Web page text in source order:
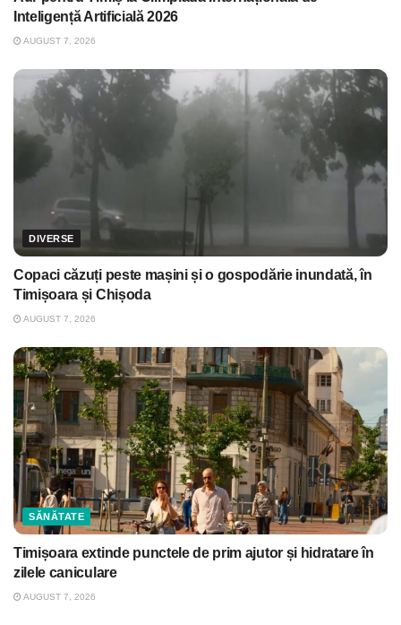
Inteligență Artificială 2026
AUGUST 7, 2026
DIVERSE
Copaci căzuți peste mașini și o gospodărie inundată, în
Timișoara și Chișoda
AUGUST 7, 2026
SĂNĂTATE
Timișoara extinde punctele de prim ajutor și hidratare în
zilele caniculare
AUGUST 7, 2026